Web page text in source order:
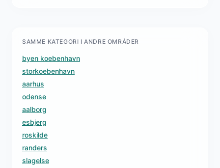
SAMME KATEGORI I ANDRE OMRÅDER
byen koebenhavn
storkoebenhavn
aarhus
odense
aalborg
esbjerg
roskilde
randers
slagelse